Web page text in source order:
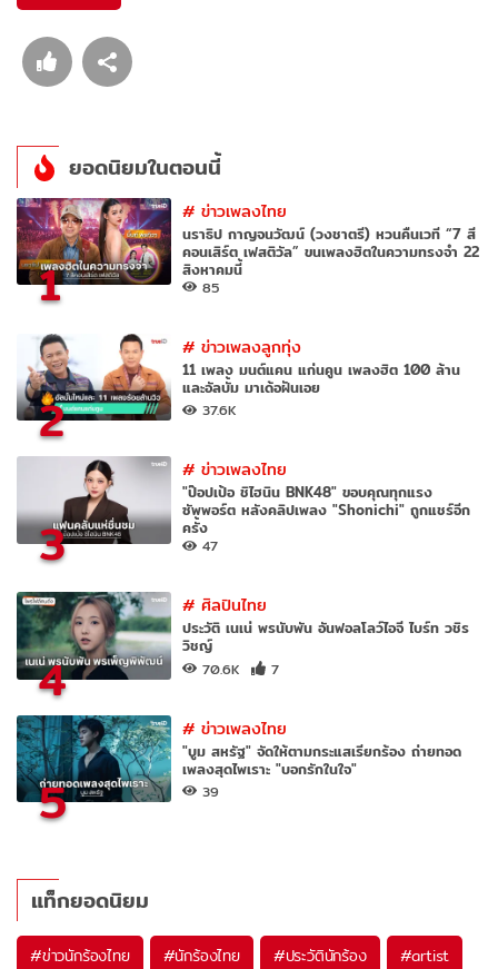
ยอดนิยมในตอนนี้
1
#ข่าวเพลงไทย
นราธิป กาญจนวัฒน์ (วงชาตรี) หวนคืนเวที “7 สี
คอนเสิร์ต เฟสติวัล” ขนเพลงฮิตในความทรงจำ 22
สิงหาคมนี้
85
2
#ข่าวเพลงลูกทุ่ง
11 เพลง มนต์แคน แก่นคูน เพลงฮิต 100 ล้าน
และอัลบั้ม มาเด้อฝันเอย
37.6K
3
#ข่าวเพลงไทย
"ป๊อปเป้อ ชิไฮนิน BNK48" ขอบคุณทุกแรง
ซัพพอร์ต หลังคลิปเพลง "Shonichi" ถูกแชร์อีก
ครั้ง
47
4
#ศิลปินไทย
ประวัติ เนเน่ พรนับพัน อันฟอลโลว์ไอจี ไบร์ท วชิร
วิชญ์
70.6K 7
5
#ข่าวเพลงไทย
"บูม สหรัฐ" จัดให้ตามกระแสเรียกร้อง ถ่ายทอด
เพลงสุดไพเราะ "บอกรักในใจ"
39
แท็กยอดนิยม
#ข่าวนักร้องไทย #นักร้องไทย #ประวัตินักร้อง #artist